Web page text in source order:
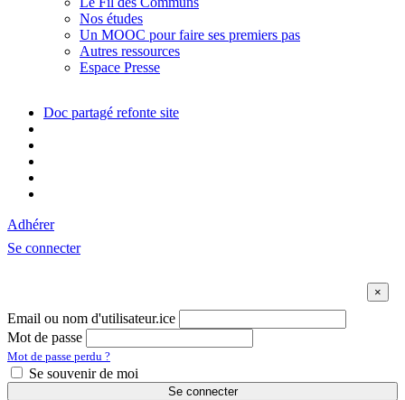
Nos études
Un MOOC pour faire ses premiers pas
Autres ressources
Espace Presse
Doc partagé refonte site
Adhérer
Se connecter
Email ou nom d'utilisateur.ice
Mot de passe
Mot de passe perdu ?
Se souvenir de moi
Se connecter